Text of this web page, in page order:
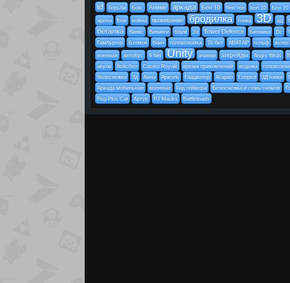
td борьба Бокс Аниме аркада Бен 10 бен тен ben 10 Бен 10
арена Бои война выживание бродилка гонка 3D ад
бегалка Винкс Викинги блум 2d Tower Defence Бионикл Dc
Гамбургер
Бэтмен блич головоломка 16 бит АВАТАР гольф
военная автобус 8 бит Unity ачивки апгрейды Angry Birds
акула
бейсбол Casino Royale время приключений ведьма
белоснежка
3д Анна Ариэль Гладиатор Агарио Looped 3Д гонки
Аркада мобильная
военные Гид геймера Белоснежка и семь гномов
Peg Plus Cat
Артур PJ Masks Battletoads